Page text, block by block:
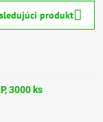
produkt
3000 ks